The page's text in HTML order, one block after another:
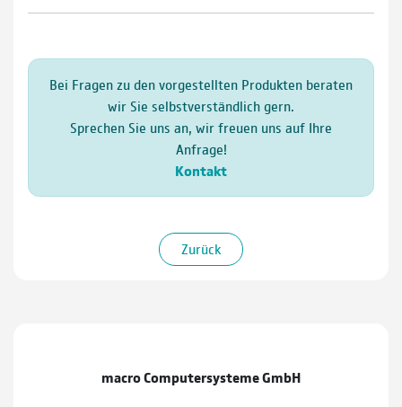
Bei Fragen zu den vorgestellten Produkten beraten
wir Sie selbstverständlich gern.
Sprechen Sie uns an, wir freuen uns auf Ihre
Anfrage!
Kontakt
Zurück
macro Computersysteme GmbH